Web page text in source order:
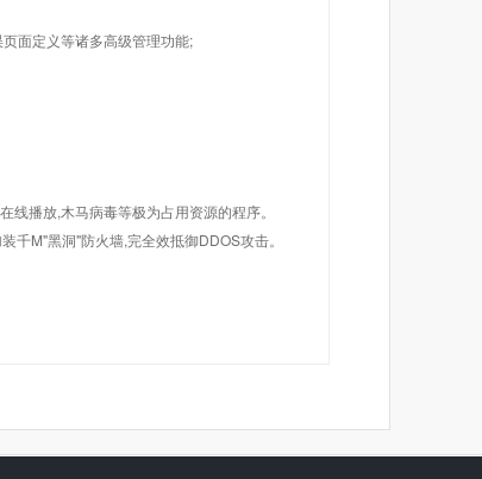
面定义等诸多高级管理功能;
播放,木马病毒等极为占用资源的程序。
M"黑洞"防火墙,完全效抵御DDOS攻击。